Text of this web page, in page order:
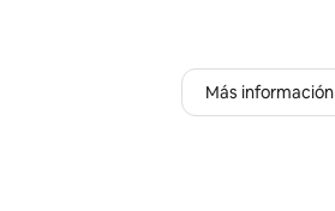
Más información